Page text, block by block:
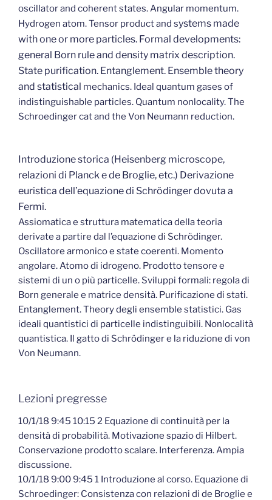
oscillator and coherent states. Angular momentum.
Hydrogen atom. Tensor product and systems made
with one or more particles. Formal developments:
general Born rule and density matrix description.
State purification. Entanglement. Ensemble theory
and statistical mechanics. Ideal quantum gases of
indistinguishable particles. Quantum nonlocality. The
Schroedinger cat and the Von Neumann reduction.
Introduzione storica (Heisenberg microscope,
relazioni di Planck e de Broglie, etc.) Derivazione
euristica dell’equazione di Schrödinger dovuta a
Fermi.
Assiomatica e struttura matematica della teoria
derivate a partire dal l’equazione di Schrödinger.
Oscillatore armonico e state coerenti. Momento
angolare. Atomo di idrogeno. Prodotto tensore e
sistemi di un o più particelle. Sviluppi formali: regola di
Born generale e matrice densità. Purificazione di stati.
Entanglement. Theory degli ensemble statistici. Gas
ideali quantistici di particelle indistinguibili. Nonlocalità
quantistica. Il gatto di Schrödinger e la riduzione di von
Von Neumann.
Lezioni pregresse
10/1/18 9:45 10:15 2 Equazione di continuità per la
densità di probabilità. Motivazione spazio di Hilbert.
Conservazione prodotto scalare. Interferenza. Ampia
discussione.
10/1/18 9:00 9:45 1 Introduzione al corso. Equazione di
Schroedinger: Consistenza con relazioni di de Broglie e